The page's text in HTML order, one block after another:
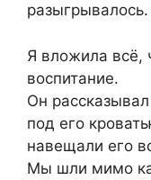
разыгрывалось.
Я вложила всё,
воспитание.
Он
под его
навещали его
Мы шли мимо